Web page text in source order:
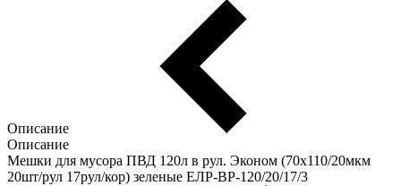
Описание
Описание
Мешки для мусора ПВД 120л в рул. Эконом (70х110/20мкм
20шт/рул 17рул/кор) зеленые ЕЛР-ВР-120/20/17/3